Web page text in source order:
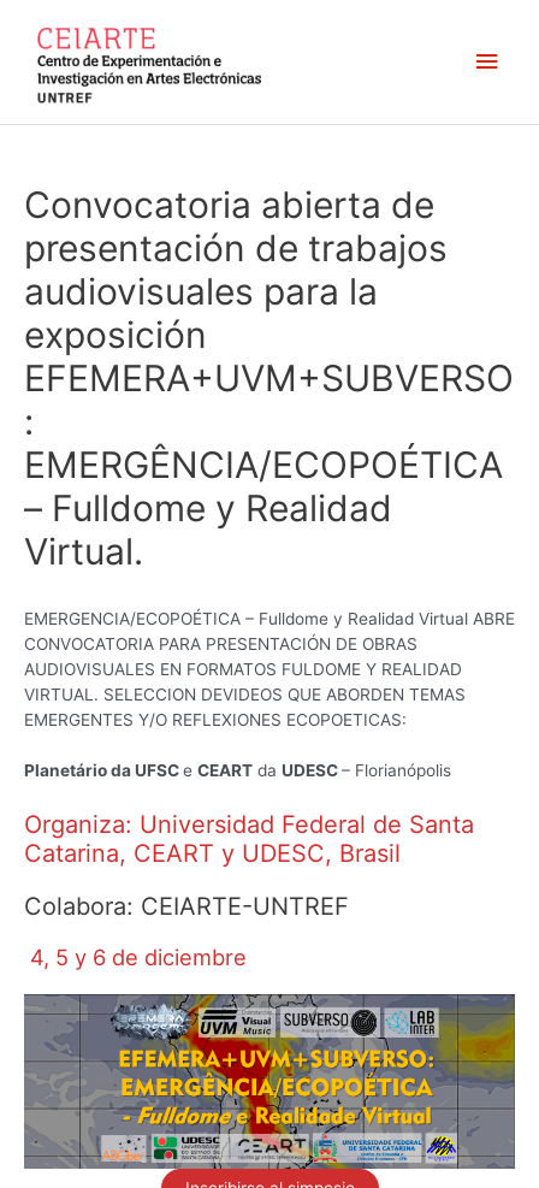
contenido
Convocatoria abierta de
presentación de trabajos
audiovisuales para la
exposición
EFEMERA+UVM+SUBVERSO
:
EMERGÊNCIA/ECOPOÉTICA
– Fulldome y Realidad
Virtual.
EMERGENCIA/ECOPOÉTICA – Fulldome y Realidad Virtual ABRE
CONVOCATORIA PARA PRESENTACIÓN DE OBRAS
AUDIOVISUALES EN FORMATOS FULDOME Y REALIDAD
VIRTUAL. SELECCION DEVIDEOS QUE ABORDEN TEMAS
EMERGENTES Y/O REFLEXIONES ECOPOETICAS:
Planetário da UFSCe CEART da UDESC– Florianópolis
Organiza: Universidad Federal de Santa
Catarina, CEART y UDESC, Brasil
Colabora: CEIARTE-UNTREF
4, 5 y 6 de diciembre